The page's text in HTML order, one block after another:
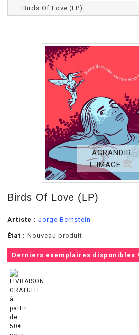
Birds Of Love (LP)
AGRANDIR
L'IMAGE
Birds Of Love (LP)
Artiste : Jorge Bernstein
État : Nouveau produit
Derniers exemplaires disponibles !